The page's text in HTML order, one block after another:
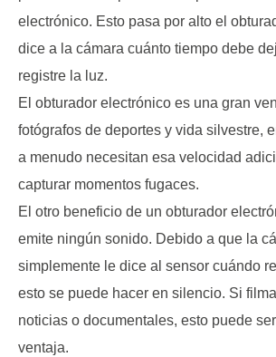
electrónico. Esto pasa por alto el
dice a la cámara cuánto tiempo debe
registre la luz.
El obturador electrónico es una gran
fotógrafos de deportes y vida silvestre,
a menudo necesitan esa velocidad
capturar momentos fugaces.
El otro beneficio de un obturador
emite ningún sonido. Debido a que la
simplemente le dice al sensor cuándo
esto se puede hacer en silencio. Si
noticias o documentales, esto puede
ventaja.